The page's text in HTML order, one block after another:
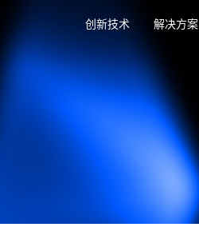
创新技术 解决方案